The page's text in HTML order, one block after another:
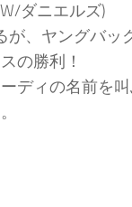
ダニエルズ)
、ヤングバッ
の勝利！
ディの名前を